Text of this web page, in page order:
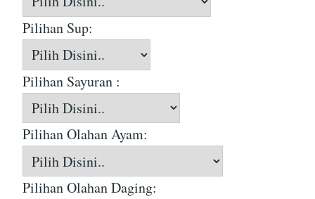
Pilihan Sup:
Pilihan Sayuran :
Pilihan Olahan Ayam:
Pilihan Olahan Daging: